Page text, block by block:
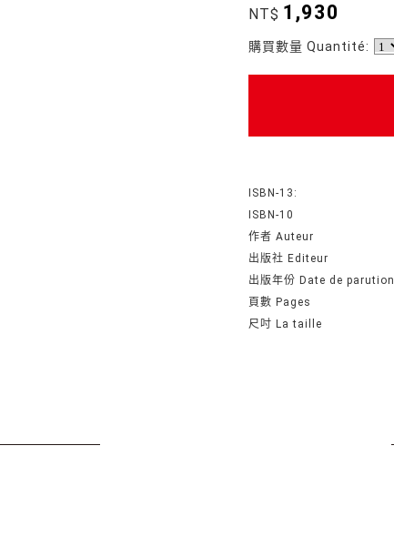
NT$ 1,930
購買數量 Quantité:
ISBN-13:
ISBN-10
作者 Auteur
出版社 Editeur
出版年份 Date de parution
頁數 Pages
尺吋 La taille